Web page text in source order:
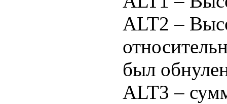
ALT2 –
был
ALT3 –